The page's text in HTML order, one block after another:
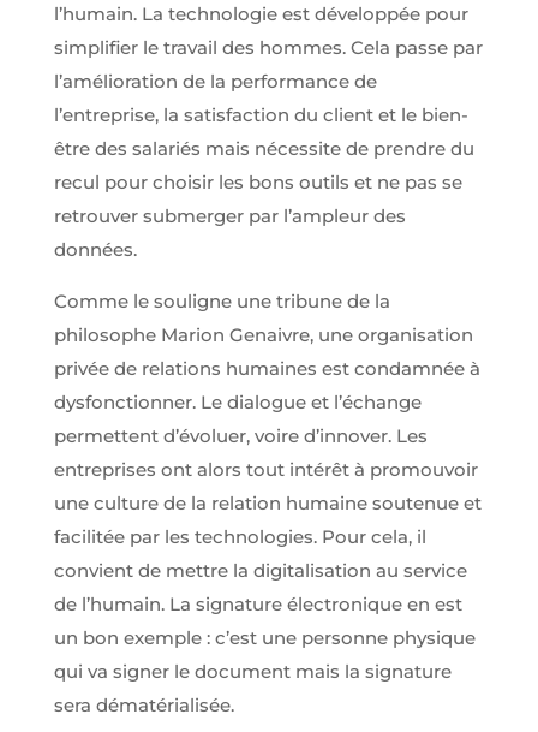
l’humain. La technologie est développée pour
simplifier le travail des hommes. Cela passe par
l’amélioration de la performance de
l’entreprise, la satisfaction du client et le bien-
être des salariés mais nécessite de prendre du
recul pour choisir les bons outils et ne pas se
retrouver submerger par l’ampleur des
données.
Comme le souligne une tribune de la
philosophe Marion Genaivre, une organisation
privée de relations humaines est condamnée à
dysfonctionner. Le dialogue et l’échange
permettent d’évoluer, voire d’innover. Les
entreprises ont alors tout intérêt à promouvoir
une culture de la relation humaine soutenue et
facilitée par les technologies. Pour cela, il
convient de mettre la digitalisation au service
de l’humain. La signature électronique en est
un bon exemple : c’est une personne physique
qui va signer le document mais la signature
sera dématérialisée.